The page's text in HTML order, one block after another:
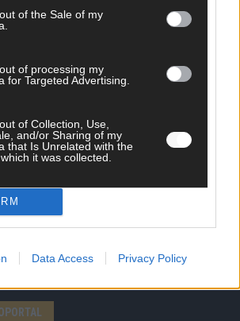
of the Sale of my
of processing my
for Targeted Advertising.
of Collection, Use,
and/or Sharing of my
that Is Unrelated with the
it was collected.
Data Access Privacy Policy